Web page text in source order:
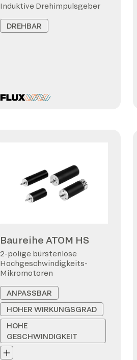
Induktive Drehimpulsgeber
DREHBAR
Baureihe ATOM HS
2-polige bürstenlose
Hochgeschwindigkeits-
Mikromotoren
ANPASSBAR
HOHER WIRKUNGSGRAD
HOHE
GESCHWINDIGKEIT